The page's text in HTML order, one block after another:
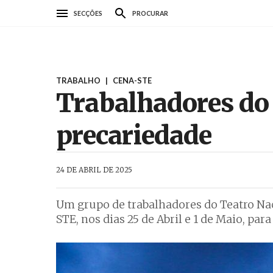
SECÇÕES PROCURAR
TRABALHO | CENA-STE
Trabalhadores
precariedade
24 DE ABRIL DE 2025
Um grupo de trabalhadores do Teatro
STE, nos dias 25 de Abril e 1 de Maio,